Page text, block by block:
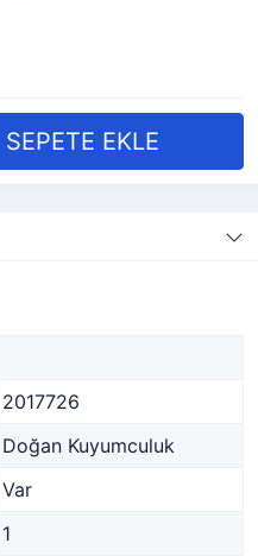
2017726
Doğan Kuyumculuk
Var
1